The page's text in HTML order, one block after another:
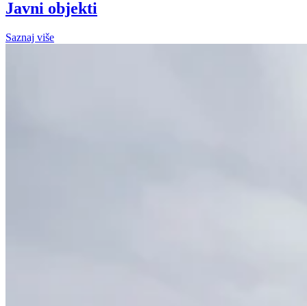
Javni objekti
Saznaj više